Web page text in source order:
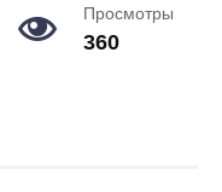
Просмотры
360